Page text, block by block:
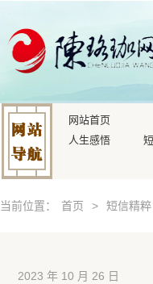
网站首页
人生感悟
当前位置： 首页 > 短信精粹
2023 年 10 月 26 日